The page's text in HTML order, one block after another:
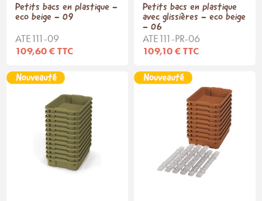
Petits bacs en plastique -
eco beige - 09
ATE111-09
109,60 € TTC
Petits bacs en plastique
avec glissières - eco beige
- 06
ATE111-PR-06
109,10 € TTC